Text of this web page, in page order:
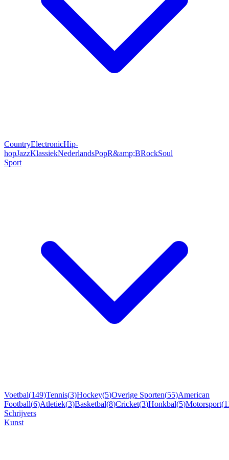
CountryElectronicHip-
hopJazzKlassiekNederlandsPopR&amp;BRockSoul
Sport
Voetbal(149)Tennis(3)Hockey(5)Overige Sporten(55)American
Football(6)Atletiek(3)Basketbal(8)Cricket(3)Honkbal(5)Motorsport(
Schrijvers
Kunst